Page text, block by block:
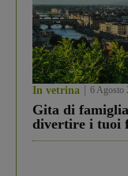
In vetrina 6 Agosto
Gita di
divertire i tuoi